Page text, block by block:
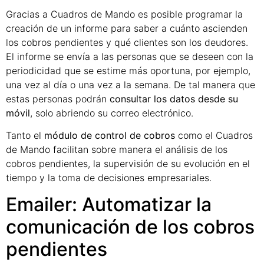
Gracias a Cuadros de Mando es posible programar la
creación de un informe para saber a cuánto ascienden
los cobros pendientes y qué clientes son los deudores.
El informe se envía a las personas que se deseen con la
periodicidad que se estime más oportuna, por ejemplo,
una vez al día o una vez a la semana. De tal manera que
estas personas podrán consultar los datos desde su
móvil, solo abriendo su correo electrónico.
Tanto el módulo de control de cobros como el Cuadros
de Mando facilitan sobre manera el análisis de los
cobros pendientes, la supervisión de su evolución en el
tiempo y la toma de decisiones empresariales.
Emailer: Automatizar la
comunicación de los cobros
pendientes